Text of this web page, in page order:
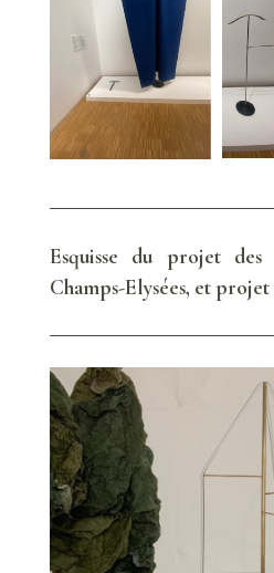
Esquisse du projet
Champs-Elysées, et